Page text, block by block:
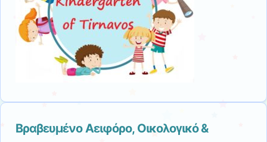
Βραβευμένο Αειφόρο, Οικολογικό &